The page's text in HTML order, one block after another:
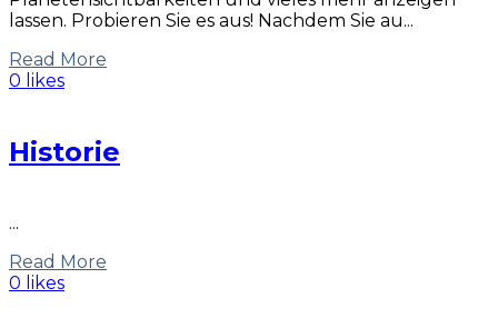
lassen. Probieren Sie es aus! Nachdem Sie au...
Read More
0 likes
Historie
...
Read More
0 likes